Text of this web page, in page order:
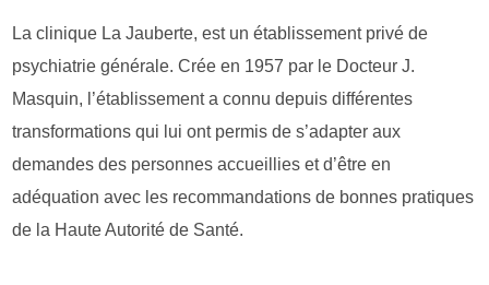
La clinique La Jauberte, est un établissement privé de
psychiatrie générale. Crée en 1957 par le Docteur J.
Masquin, l’établissement a connu depuis différentes
transformations qui lui ont permis de s’adapter aux
demandes des personnes accueillies et d’être en
adéquation avec les recommandations de bonnes pratiques
de la Haute Autorité de Santé.